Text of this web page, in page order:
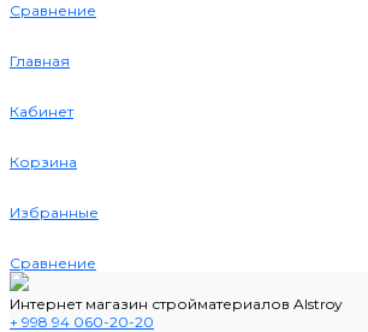
Сравнение
Главная
Кабинет
Корзина
Избранные
Сравнение
Интернет магазин стройматериалов Alstroy
+ 998 94 060-20-20